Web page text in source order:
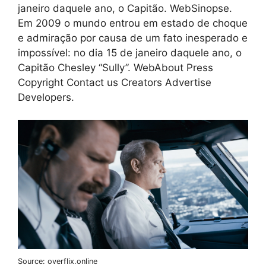
janeiro daquele ano, o Capitão. WebSinopse.
Em 2009 o mundo entrou em estado de choque
e admiração por causa de um fato inesperado e
impossível: no dia 15 de janeiro daquele ano, o
Capitão Chesley “Sully”. WebAbout Press
Copyright Contact us Creators Advertise
Developers.
Source: overflix.online